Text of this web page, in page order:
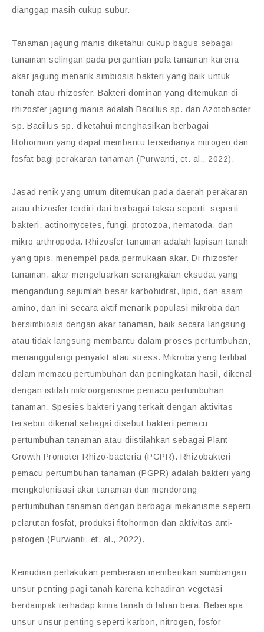
dianggap masih cukup subur.
Tanaman jagung manis diketahui cukup bagus sebagai
tanaman selingan pada pergantian pola tanaman karena
akar jagung menarik simbiosis bakteri yang baik untuk
tanah atau rhizosfer. Bakteri dominan yang ditemukan di
rhizosfer jagung manis adalah Bacillus sp. dan Azotobacter
sp. Bacillus sp. diketahui menghasilkan berbagai
fitohormon yang dapat membantu tersedianya nitrogen dan
fosfat bagi perakaran tanaman (Purwanti, et. al., 2022).
Jasad renik yang umum ditemukan pada daerah perakaran
atau rhizosfer terdiri dari berbagai taksa seperti: seperti
bakteri, actinomycetes, fungi, protozoa, nematoda, dan
mikro arthropoda. Rhizosfer tanaman adalah lapisan tanah
yang tipis, menempel pada permukaan akar. Di rhizosfer
tanaman, akar mengeluarkan serangkaian eksudat yang
mengandung sejumlah besar karbohidrat, lipid, dan asam
amino, dan ini secara aktif menarik populasi mikroba dan
bersimbiosis dengan akar tanaman, baik secara langsung
atau tidak langsung membantu dalam proses pertumbuhan,
menanggulangi penyakit atau stress. Mikroba yang terlibat
dalam memacu pertumbuhan dan peningkatan hasil, dikenal
dengan istilah mikroorganisme pemacu pertumbuhan
tanaman. Spesies bakteri yang terkait dengan aktivitas
tersebut dikenal sebagai disebut bakteri pemacu
pertumbuhan tanaman atau diistilahkan sebagai Plant
Growth Promoter Rhizo-bacteria (PGPR). Rhizobakteri
pemacu pertumbuhan tanaman (PGPR) adalah bakteri yang
mengkolonisasi akar tanaman dan mendorong
pertumbuhan tanaman dengan berbagai mekanisme seperti
pelarutan fosfat, produksi fitohormon dan aktivitas anti-
patogen (Purwanti, et. al., 2022).
Kemudian perlakukan pemberaan memberikan sumbangan
unsur penting pagi tanah karena kehadiran vegetasi
berdampak terhadap kimia tanah di lahan bera. Beberapa
unsur-unsur penting seperti karbon, nitrogen, fosfor